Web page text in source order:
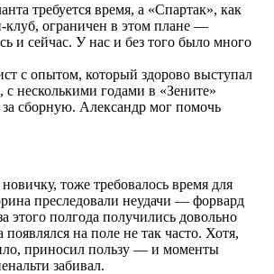
требуется время, а «Спартак», как
клуб, ограничен в этом плане —
и сейчас. У нас и без того было много
с опытом, который здорово выступал
несколькими годами в «Зените»
сборную. Александр мог помочь
тоже требовалось время для
преследовали неудачи — форвард
этого полгода получились довольно
на поле не так часто. Хотя,
приносил пользу — и моменты
забивал.